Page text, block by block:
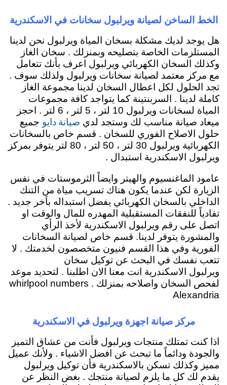
الخط الساخن لصيانة ويرلبول سخانات في الاسكندرية
هل يوجد لديك مشكلة بسخان المياة ويرلبول نحن لدينا
المستلزمات الخاصة بتصليحه وبمنزلك . سخان الغاز
وكذلك السخان الكهربائي ويرلبول اعرف بأنك تتعامل
مع مركز معتمد لصيانة سخانات ويرلبول ولذلك سوف .
تجد الحلول لكل اعطال السخان لدينا مجموعة الغاز
كاملة لدينا . السربنتينة كما يتواجد كافة مجموعات
المياة لسخانات ويرلبول 10 لتر ، 5 لتر ، 6 لتر . احجز
ميعاد صيانة مناسب لك وستجد لدي صيانة دايو جميع
حلول الاصلاح الفوري للسخان . قسم خاص بالسخانات
الكهربائية ويرلبول 30 لتر ، 50 لتر ، 80 لتر يتوفر بمركز
ويرلبول الاسكندرية استبدال .
عامود الماغنسيوم والهيتر وايضاً الثرموستات في نفس
الزيارة لكن عندما يكون هناك تسريب مياة من التنك
الداخلي بالسخان الكهربائي يفضل استبداله باَخر جديد .
تفادياً للنفقات المستقبلية المهدره للمال والوقت او
اتصل على رقم ويرلبول الاسكندرية لأخذ الرأي
والمشورة يتوفر لدينا. قسم خاص لصيانة السخانات
الفورية وفي هذا القسم فنيون متخصصون لخدمتك . لا
تتعب نفسك في البحث عن توكيل سخان
ويرلبول الاسكندرية انت معنا الان اطلبنا . لتحديد موعد
لفحص السخان واصلاحه بمنزلك . whirlpool numbers
Alexandria
مركز صيانة اجهزة ويرلبول في الاسكندرية
اذا كنت تمتلك منتجات ويرلبول فأنت من عشاق التميز
والجودة ودائماً ما تبحث عن افضل الاشياء . ولأنك عميل
مميز وكذلك تسكن بالاسكندرية فأن توكيل ويرلبول
يقدم لك كل ما يلزم لصيانة منتجك . بغض النظر عن